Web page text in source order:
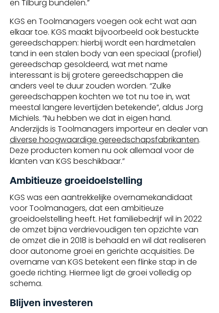
en Tilburg bundelen.”
KGS en Toolmanagers voegen ook echt wat aan
elkaar toe. KGS maakt bijvoorbeeld ook bestuckte
gereedschappen: hierbij wordt een hardmetalen
tand in een stalen body van een speciaal (profiel)
gereedschap gesoldeerd, wat met name
interessant is bij grotere gereedschappen die
anders veel te duur zouden worden. “Zulke
gereedschappen kochten we tot nu toe in, wat
meestal langere levertijden betekende”, aldus Jorg
Michiels. “Nu hebben we dat in eigen hand.
Anderzijds is Toolmanagers importeur en dealer van
diverse hoogwaardige gereedschapsfabrikanten.
Deze producten komen nu ook allemaal voor de
klanten van KGS beschikbaar.”
Ambitieuze groeidoelstelling
KGS was een aantrekkelijke overnamekandidaat
voor Toolmanagers, dat een ambitieuze
groeidoelstelling heeft. Het familiebedrijf wil in 2022
de omzet bijna verdrievoudigen ten opzichte van
de omzet die in 2018 is behaald en wil dat realiseren
door autonome groei en gerichte acquisities. De
overname van KGS betekent een flinke stap in de
goede richting. Hiermee ligt de groei volledig op
schema.
Blijven investeren